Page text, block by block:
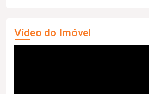
Vídeo do Imóvel